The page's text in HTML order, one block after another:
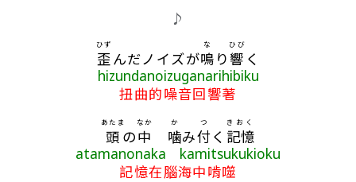
♪
歪
ひず
んだノイズが鳴
な
り響
ひび
く
hizundanoizuganarihibiku
扭曲的噪音回響著
頭
あたま
の中
なか
噛
か
み付
つ
く 記憶
きおく
atamanonaka kamitsukukioku
記憶在腦海中啃噬